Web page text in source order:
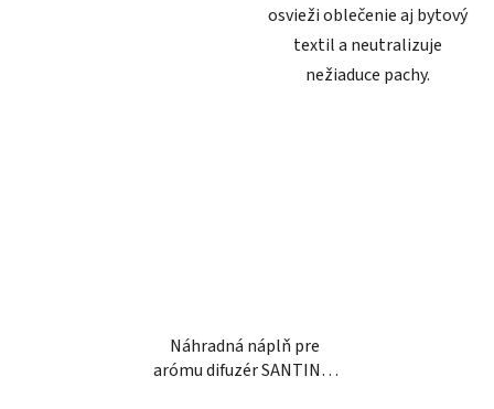
osvieži oblečenie aj bytový
textil a neutralizuje
nežiaduce pachy.
Náhradná náplň pre
arómu difuzér SANTINI -